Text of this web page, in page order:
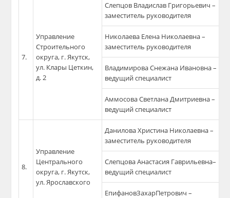
7.
Управление
Строительного
округа, г. Якутск,
ул. Клары Цеткин,
д. 2
Слепцов Владислав Григорьевич –
заместитель руководителя
Николаева Елена Николаевна –
заместитель руководителя
Владимирова Снежана Ивановна –
ведущий специалист
Аммосова Светлана Дмитриевна –
ведущий специалист
8.
Управление
Центрального
округа, г. Якутск,
ул. Ярославского
Данилова Христина Николаевна –
заместитель руководителя
Слепцова Анастасия Гаврильевна–
ведущий специалист
ЕпифановЗахарПетрович –